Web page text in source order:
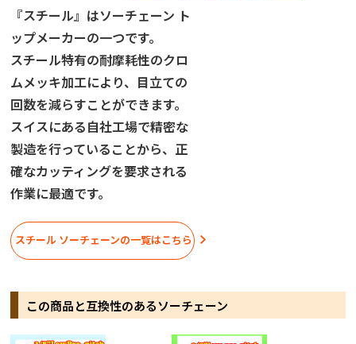
『スチール』はソーチェーン ト
ップメーカーの一つです。
スチール特有の耐摩耗性のクロ
ムメッキ加工により、目立ての
回数を減らすことができます。
スイスにある自社工場で精密な
製造を行っていることから、正
確なカッティングを要求される
作業に最適です。
スチール ソーチェーンの一覧はこちら
この商品と互換性のあるソーチェーン